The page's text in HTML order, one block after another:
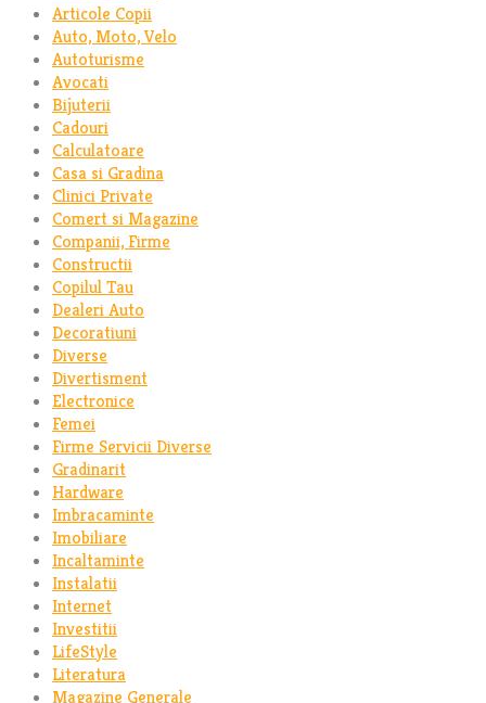
Articole Copii
Auto, Moto, Velo
Autoturisme
Avocati
Bijuterii
Cadouri
Calculatoare
Casa si Gradina
Clinici Private
Comert si Magazine
Companii, Firme
Constructii
Copilul Tau
Dealeri Auto
Decoratiuni
Diverse
Divertisment
Electronice
Femei
Firme Servicii Diverse
Gradinarit
Hardware
Imbracaminte
Imobiliare
Incaltaminte
Instalatii
Internet
Investitii
LifeStyle
Literatura
Magazine Generale